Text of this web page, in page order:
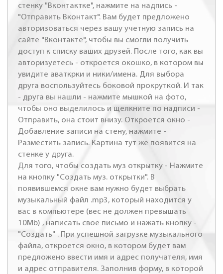
стенку "Вконтактке", нажмите на надпись -
"Отправить Вконтакт". Вам будет предложено
авторизоваться через вашу учетную запись на
сайте "Вконтакте", чтобы вы смогли получить
доступ к списку ваших друзей. После того, как вы
авторизуетесь - откроется окошко, в котором вы
увидите аваткрки и ники/имена. Для выбора
друга воспользуйтесь боковой прокруткой. И так
- друга вы нашли - нажмите мышкой на фото,
чтобы оно выделилось и щелкните по надписи -
Отправить, она стоит внизу. Откроется окно -
Добавление записи на стену, нажмите -
Разместить запись. Картина тут же появится на
стенке у друга.
Для того, чтобы создать муз открытку - Нажмите
на кнопку "Создать муз. открытки". В
появившемся окне вам нужно будет выбрать
музыкальный файл .mp3, который находится у
вас в компьютере (вес не должен превышать
10Mb) , написать свое письмо и нажать кнопку -
"Создать" . При успешной загрузке музыкального
файла, откроется окно, в котором будет вам
предложено ввести имя и адрес получателя, имя
и адрес отправителя. Заполнив форму, в которой